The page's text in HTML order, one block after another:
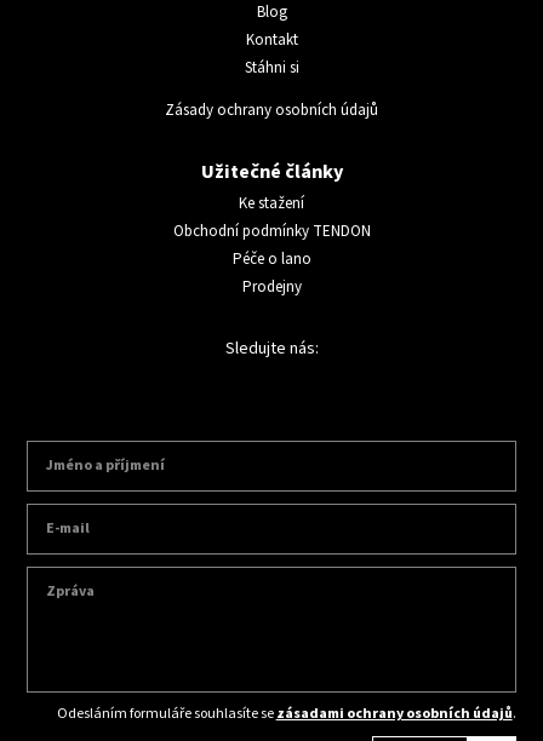
Blog
Kontakt
Stáhni si
Zásady ochrany osobních údajů
Užitečné články
Ke stažení
Obchodní podmínky TENDON
Péče o lano
Prodejny
Sledujte nás:
Odesláním formuláře souhlasíte sezásadami ochrany osobních údajů.